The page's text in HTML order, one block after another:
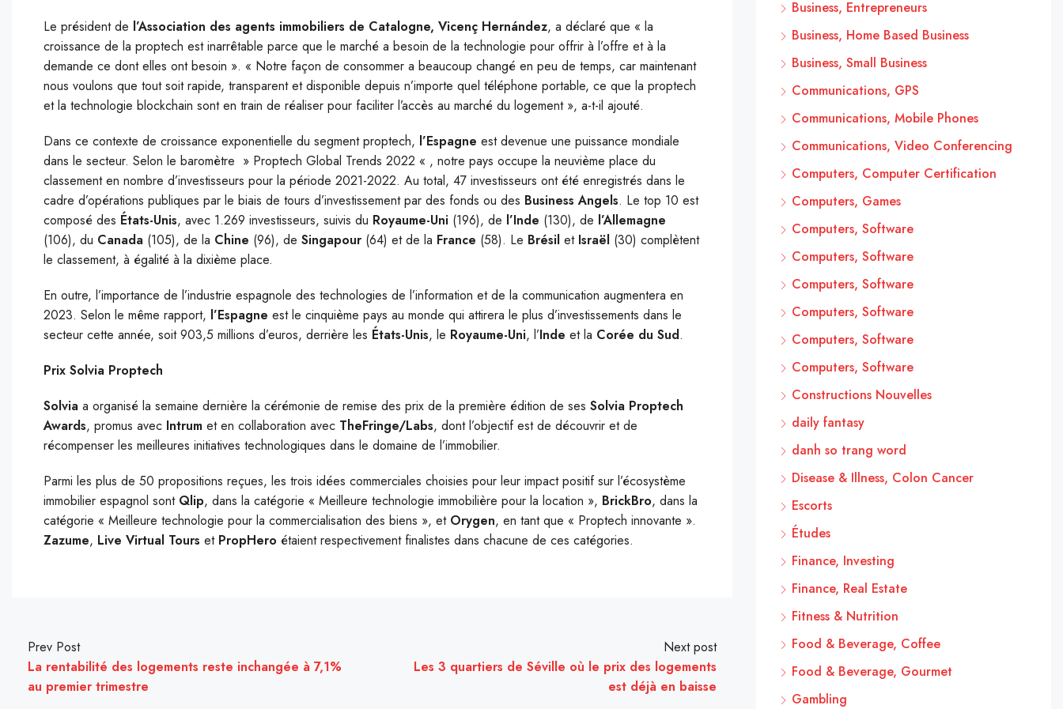
Le président de l’Association des agents immobiliers de Catalogne, Vicenç Hernández, a déclaré que « la
croissance de la proptech est inarrêtable parce que le marché a besoin de la technologie pour offrir à l’offre et à la
demande ce dont elles ont besoin ». « Notre façon de consommer a beaucoup changé en peu de temps, car maintenant
nous voulons que tout soit rapide, transparent et disponible depuis n’importe quel téléphone portable, ce que la proptech
et la technologie blockchain sont en train de réaliser pour faciliter l’accès au marché du logement », a-t-il ajouté.
Dans ce contexte de croissance exponentielle du segment proptech, l’Espagne est devenue une puissance mondiale
dans le secteur. Selon le baromètre » Proptech Global Trends 2022 « , notre pays occupe la neuvième place du
classement en nombre d’investisseurs pour la période 2021-2022. Au total, 47 investisseurs ont été enregistrés dans le
cadre d’opérations publiques par le biais de tours d’investissement par des fonds ou des Business Angels. Le top 10 est
composé des États-Unis, avec 1.269 investisseurs, suivis du Royaume-Uni (196), de l’Inde (130), de l’Allemagne
(106), du Canada (105), de la Chine (96), de Singapour (64) et de la France (58). Le Brésil et Israël (30) complètent
le classement, à égalité à la dixième place.
En outre, l’importance de l’industrie espagnole des technologies de l’information et de la communication augmentera en
2023. Selon le même rapport, l’Espagne est le cinquième pays au monde qui attirera le plus d’investissements dans le
secteur cette année, soit 903,5 millions d’euros, derrière les États-Unis, le Royaume-Uni, l’Inde et la Corée du Sud.
Prix Solvia Proptech
Solvia a organisé la semaine dernière la cérémonie de remise des prix de la première édition de ses Solvia Proptech
Awards, promus avec Intrum et en collaboration avec TheFringe/Labs, dont l’objectif est de découvrir et de
récompenser les meilleures initiatives technologiques dans le domaine de l’immobilier.
Parmi les plus de 50 propositions reçues, les trois idées commerciales choisies pour leur impact positif sur l’écosystème
immobilier espagnol sont Qlip, dans la catégorie « Meilleure technologie immobilière pour la location », BrickBro, dans la
catégorie « Meilleure technologie pour la commercialisation des biens », et Orygen, en tant que « Proptech innovante ».
Zazume, Live Virtual Tours et PropHero étaient respectivement finalistes dans chacune de ces catégories.
Prev Post
La rentabilité des logements reste inchangée à 7,1%
au premier trimestre
Next post
Les 3 quartiers de Séville où le prix des logements
est déjà en baisse
Business, Entrepreneurs
Business, Home Based Business
Business, Small Business
Communications, GPS
Communications, Mobile Phones
Communications, Video Conferencing
Computers, Computer Certification
Computers, Games
Computers, Software
Computers, Software
Computers, Software
Computers, Software
Computers, Software
Computers, Software
Constructions Nouvelles
daily fantasy
danh so trang word
Disease & Illness, Colon Cancer
Escorts
Études
Finance, Investing
Finance, Real Estate
Fitness & Nutrition
Food & Beverage, Coffee
Food & Beverage, Gourmet
Gambling